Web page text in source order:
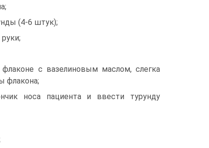
(4-6 штук);
флаконе с вазелиновым маслом, слегка
флакона;
носа пациента и ввести турунду